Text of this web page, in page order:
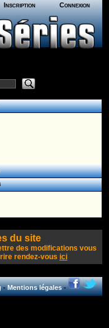
Inscription Connexion
du site
des modifications vous
rendez-vous ici
-Mentions légales-